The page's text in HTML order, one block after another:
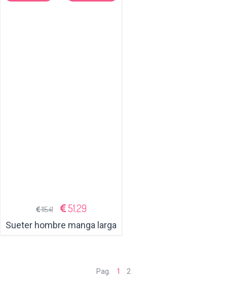
115.41 51.29
Sueter hombre manga larga
Pag. 1 2